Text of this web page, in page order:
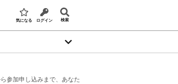
気になる ログイン 検索
参加申し込みまで、あなた